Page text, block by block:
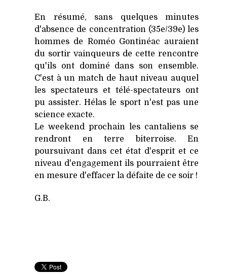
En résumé, sans quelques minutes
d'absence de concentration (35e/39e) les
hommes de Roméo Gontinéac auraient
du sortir vainqueurs de cette rencontre
qu'ils ont dominé dans son ensemble.
C'est à un match de haut niveau auquel
les spectateurs et télé-spectateurs ont
pu assister. Hélas le sport n'est pas une
science exacte.
Le weekend prochain les cantaliens se
rendront en terre biterroise. En
poursuivant dans cet état d'esprit et ce
niveau d'engagement ils pourraient être
en mesure d'effacer la défaite de ce soir !
G.B.